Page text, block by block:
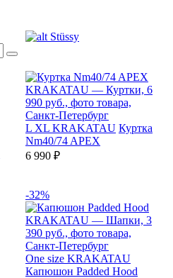
Stüssy
L XL KRAKATAU Куртка
Nm40/74 APEX
6 990 ₽
-32%
One size KRAKATAU
Капюшон Padded Hood